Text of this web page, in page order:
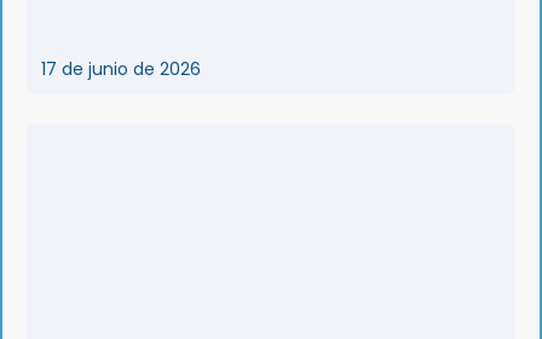
17 de junio de 2026